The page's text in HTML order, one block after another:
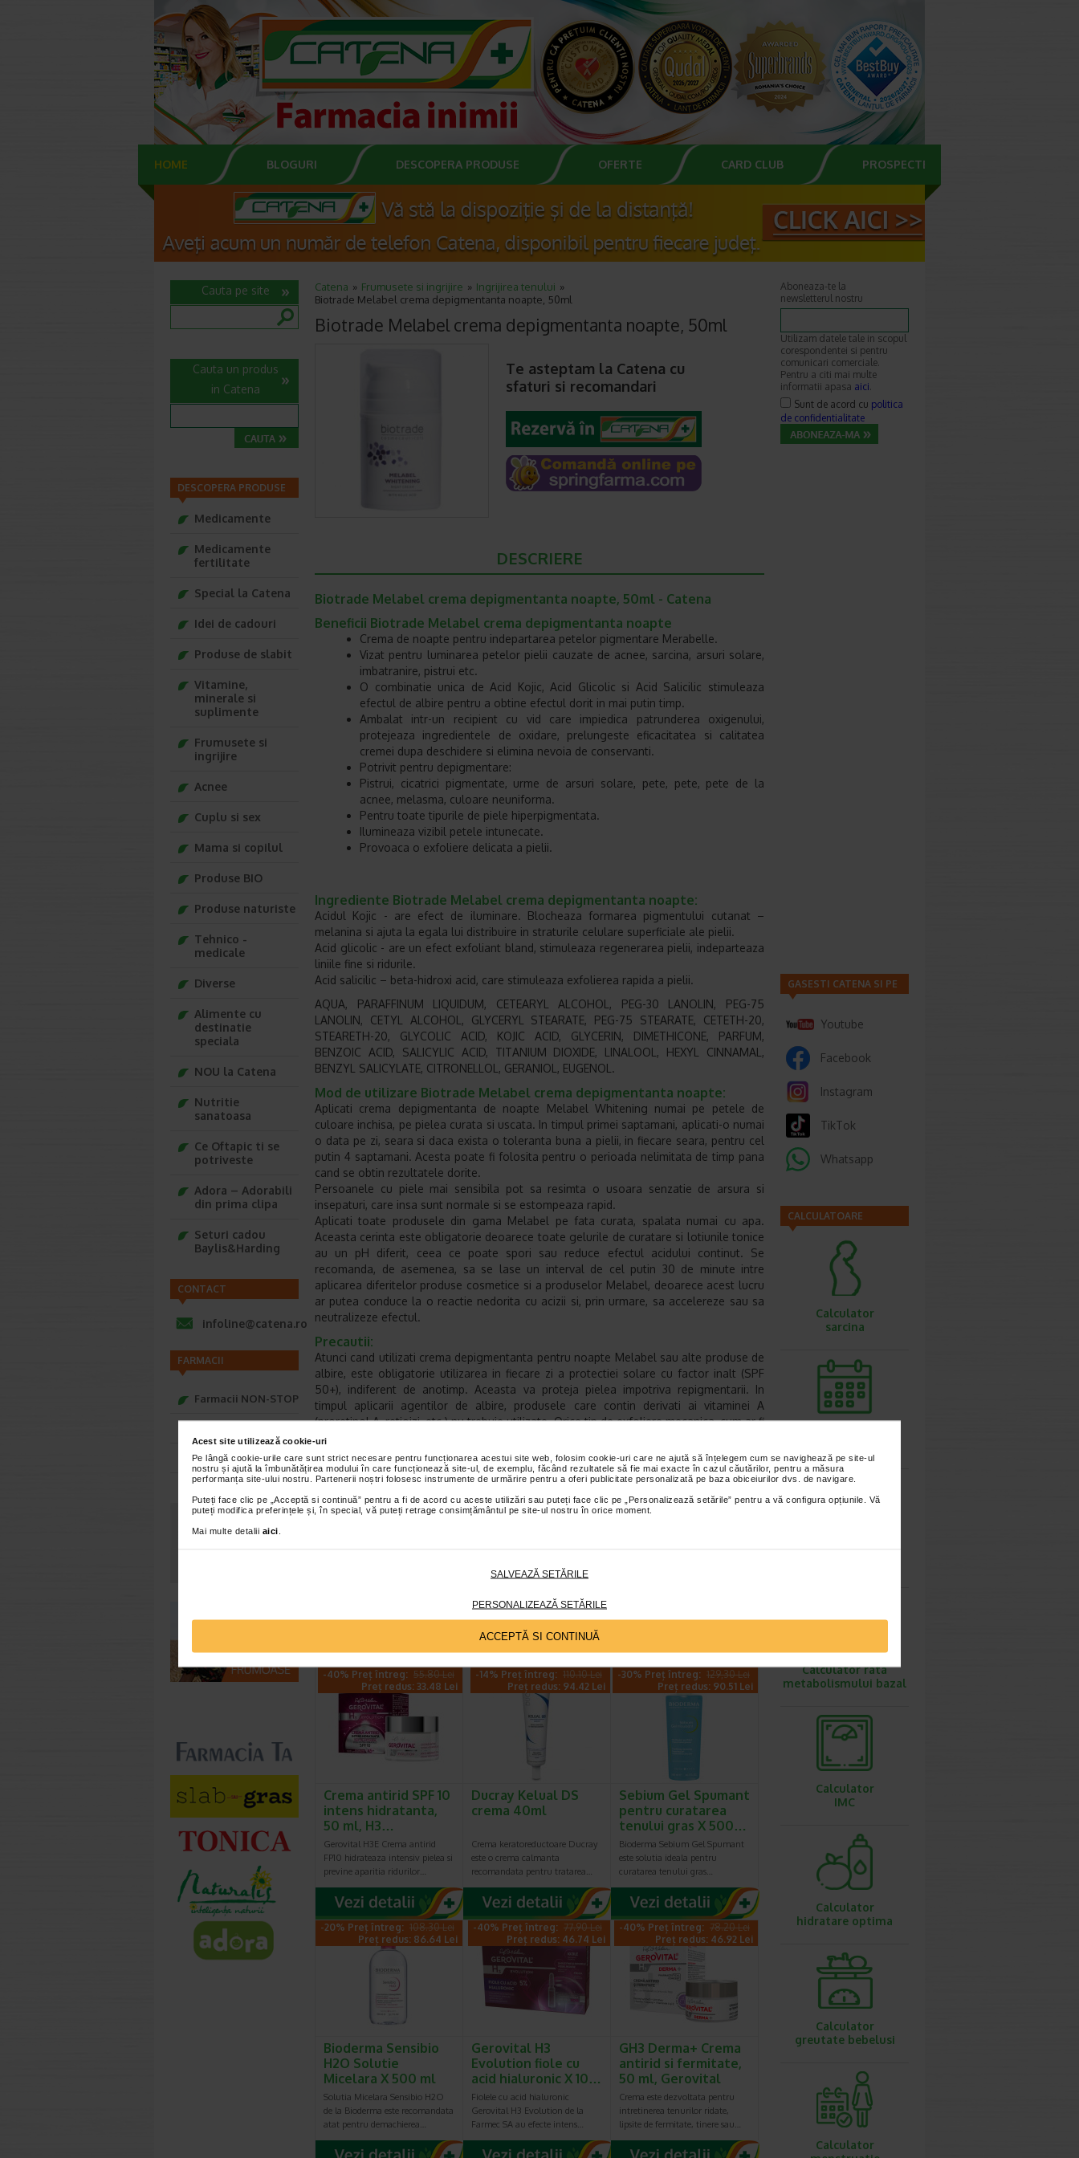
Acest site utilizează cookie-uri
Pe lângă cookie-urile care sunt strict necesare pentru funcționarea acestui site web, folosim cookie-uri care ne ajută să înțelegem cum se navighează pe site-ul
nostru și ajută la îmbunătățirea modului în care funcționează site-ul, de exemplu, făcând rezultatele să fie mai exacte în cazul căutărilor, pentru a măsura
performanța site-ului nostru. Partenerii noștri folosesc instrumente de urmărire pentru a oferi publicitate personalizată pe baza obiceiurilor dvs. de navigare.
Puteți face clic pe „Acceptă si continuă” pentru a fi de acord cu aceste utilizări sau puteți face clic pe „Personalizează setările” pentru a vă configura opțiunile. Vă
puteți modifica preferințele și, în special, vă puteți retrage consimțământul pe site-ul nostru în orice moment.
Mai multe detalii aici
SALVEAZĂ SETĂRILE
PERSONALIZEAZĂ SETĂRILE
ACCEPTĂ SI CONTINUĂ
HOME BLOGURI DESCOPERA PRODUSE OFERTE CARD CLUB PROSPECTE
Catena Frumusete si ingrijire
Ingrijirea tenului
Biotrade Melabel crema depigmentanta noapte, 50ml
Biotrade Melabel crema depigmentanta noapte, 50ml
Te asteptam la Catena cu
sfaturi si recomandari
DESCRIERE
Biotrade Melabel crema depigmentanta noapte, 50ml - Catena
Beneficii Biotrade Melabel crema depigmentanta noapte
Crema de noapte pentru indepartarea petelor pigmentare Merabelle.
Vizat pentru luminarea petelor pielii cauzate de acnee, sarcina, arsuri solare,
imbatranire, pistrui etc.
O combinatie unica de Acid Kojic, Acid Glicolic si Acid Salicilic stimuleaza
efectul de albire pentru a obtine efectul dorit in mai putin timp.
Ambalat intr-un recipient cu vid care impiedica patrunderea oxigenului,
protejeaza ingredientele de oxidare, prelungeste eficacitatea si calitatea
cremei dupa deschidere si elimina nevoia de conservanti.
Potrivit pentru depigmentare:
Pistrui, cicatrici pigmentate, urme de arsuri solare, pete, pete, pete de la
acnee, melasma, culoare neuniforma.
Pentru toate tipurile de piele hiperpigmentata.
Ilumineaza vizibil petele intunecate.
Provoaca o exfoliere delicata a pielii.
Ingrediente Biotrade Melabel crema depigmentanta noapte:
Acidul Kojic - are efect de iluminare. Blocheaza formarea pigmentului cutanat –
melanina si ajuta la egala lui distribuire in straturile celulare superficiale ale pielii.
Acid glicolic - are un efect exfoliant bland, stimuleaza regenerarea pielii, indeparteaza
liniile fine si ridurile.
Acid salicilic – beta-hidroxi acid, care stimuleaza exfolierea rapida a pielii.
AQUA, PARAFFINUM LIQUIDUM, CETEARYL ALCOHOL, PEG-30 LANOLIN, PEG-75
LANOLIN, CETYL ALCOHOL, GLYCERYL STEARATE, PEG-75 STEARATE, CETETH-20,
STEARETH-20, GLYCOLIC ACID, KOJIC ACID, GLYCERIN, DIMETHICONE, PARFUM,
BENZOIC ACID, SALICYLIC ACID, TITANIUM DIOXIDE, LINALOOL, HEXYL CINNAMAL,
BENZYL SALICYLATE, CITRONELLOL, GERANIOL, EUGENOL.
Mod de utilizare Biotrade Melabel crema depigmentanta noapte:
Aplicati crema depigmentanta de noapte Melabel Whitening numai pe petele de
culoare inchisa, pe pielea curata si uscata. In timpul primei saptamani, aplicati-o numai
o data pe zi, seara si daca exista o toleranta buna a pielii, in fiecare seara, pentru cel
putin 4 saptamani. Acesta poate fi folosita pentru o perioada nelimitata de timp pana
cand se obtin rezultatele dorite.
Persoanele cu piele mai sensibila pot sa resimta o usoara senzatie de arsura si
insepaturi, care insa sunt normale si se estompeaza rapid.
Aplicati toate produsele din gama Melabel pe fata curata, spalata numai cu apa.
Aceasta cerinta este obligatorie deoarece toate gelurile de curatare si lotiunile tonice
au un pH diferit, ceea ce poate spori sau reduce efectul acidului continut. Se
recomanda, de asemenea, sa se lase un interval de cel putin 30 de minute intre
aplicarea diferitelor produse cosmetice si a produselor Melabel, deoarece acest lucru
ar putea conduce la o reactie nedorita cu acizii si, prin urmare, sa accelereze sau sa
neutralizeze efectul.
Precautii:
Atunci cand utilizati crema depigmentanta pentru noapte Melabel sau alte produse de
albire, este obligatorie utilizarea in fiecare zi a protectiei solare cu factor inalt (SPF
50+), indiferent de anotimp. Aceasta va proteja pielea impotriva repigmentarii. In
timpul aplicarii agentilor de albire, produsele care contin derivati ai vitaminei A
(proretinol A, retioizi, etc.) nu trebuie utilizate. Orice tip de exfoliere mecanica, cum ar fi
scruburile si alte produse similare, trebuie evitata. Nu se recomanda ca, cu o ora
inainte sau dupa aplicarea produsului, sa se utilizeze un alt produs, deoarece acest
lucru poate duce la o reactie nedorita cu acizii si poate accelera sau neutraliza
efectul.
Daca apare senzatie de arsura, mancarime sau roseata intensa intrerupeti folosirea
produsului. Daca aceste manifestari nu dispar in 3 zile consultati un medic
VEZI PRODUSE DIN ACEEASI CATEGORIE
-40% Preț întreg: 55.80 Lei
Preț redus: 33.48 Lei
Crema antirid SPF 10
intens hidratanta,
50 ml, H3…
Gerovital H3E Crema antirid
FP10 hidrateaza intensiv pielea si
previne aparitia ridurilor…
-14% Preț întreg: 110.10 Lei
Preț redus: 94.42 Lei
Ducray Kelual DS
crema 40ml
Crema keratoreductoare Ducray
este o crema calmanta
recomandata pentru tratarea…
-30% Preț întreg: 129,30 Lei
Preț redus: 90.51 Lei
Sebium Gel Spumant
pentru curatarea
tenului gras X 500…
Bioderma Sebium Gel Spumant
este solutia ideala pentru
curatarea tenului gras…
-20% Preț întreg: 108.30 Lei
Preț redus: 86.64 Lei
Bioderma Sensibio
H2O Solutie
Micelara X 500 ml
Solutia Micelara Sensibio H2O
de la Bioderma este recomandata
atat pentru demachierea…
-40% Preț întreg: 77.90 Lei
Preț redus: 46.74 Lei
Gerovital H3
Evolution fiole cu
acid hialuronic X 10…
Fiolele cu acid hialuronic
Gerovital H3 Evolution de la
Farmec SA au efecte intens…
-40% Preț întreg: 78.20 Lei
Preț redus: 46.92 Lei
GH3 Derma+ Crema
antirid si fermitate,
50 ml, Gerovital
Crema este dezvoltata pentru
intretinerea tenurilor ridate,
lipsite de fermitate, tinere sau…
Cauta pe site
Cauta un produs
in Catena
DESCOPERA PRODUSE
Medicamente
Medicamente
fertilitate
Special la Catena
Idei de cadouri
Produse de slabit
Vitamine,
minerale si
suplimente
Frumusete si
ingrijire
Acnee
Cuplu si sex
Mama si copilul
Produse BIO
Produse naturiste
Tehnico -
medicale
Diverse
Alimente cu
destinatie
speciala
NOU la Catena
Nutritie
sanatoasa
Ce Oftapic ti se
potriveste
Adora – Adorabili
din prima clipa
Seturi cadou
Baylis&Harding
CONTACT
infoline@catena.ro
FARMACII
Farmacii NON-STOP
Toate farmaciile
Aboneaza-te la
newsletterul nostru
Utilizam datele tale in scopul
corespondentei si pentru
comunicari comerciale.
Pentru a citi mai multe
informatii apasa aici.
Sunt de acord cu politica
de confidentialitate
GASESTI CATENA SI PE
Youtube
Facebook
Instagram
TikTok
Whatsapp
CALCULATOARE
Calculator
sarcina
Calculator rata
metabolismului bazal
Calculator
IMC
Calculator
hidratare optima
Calculator
greutate bebelusi
Calculator